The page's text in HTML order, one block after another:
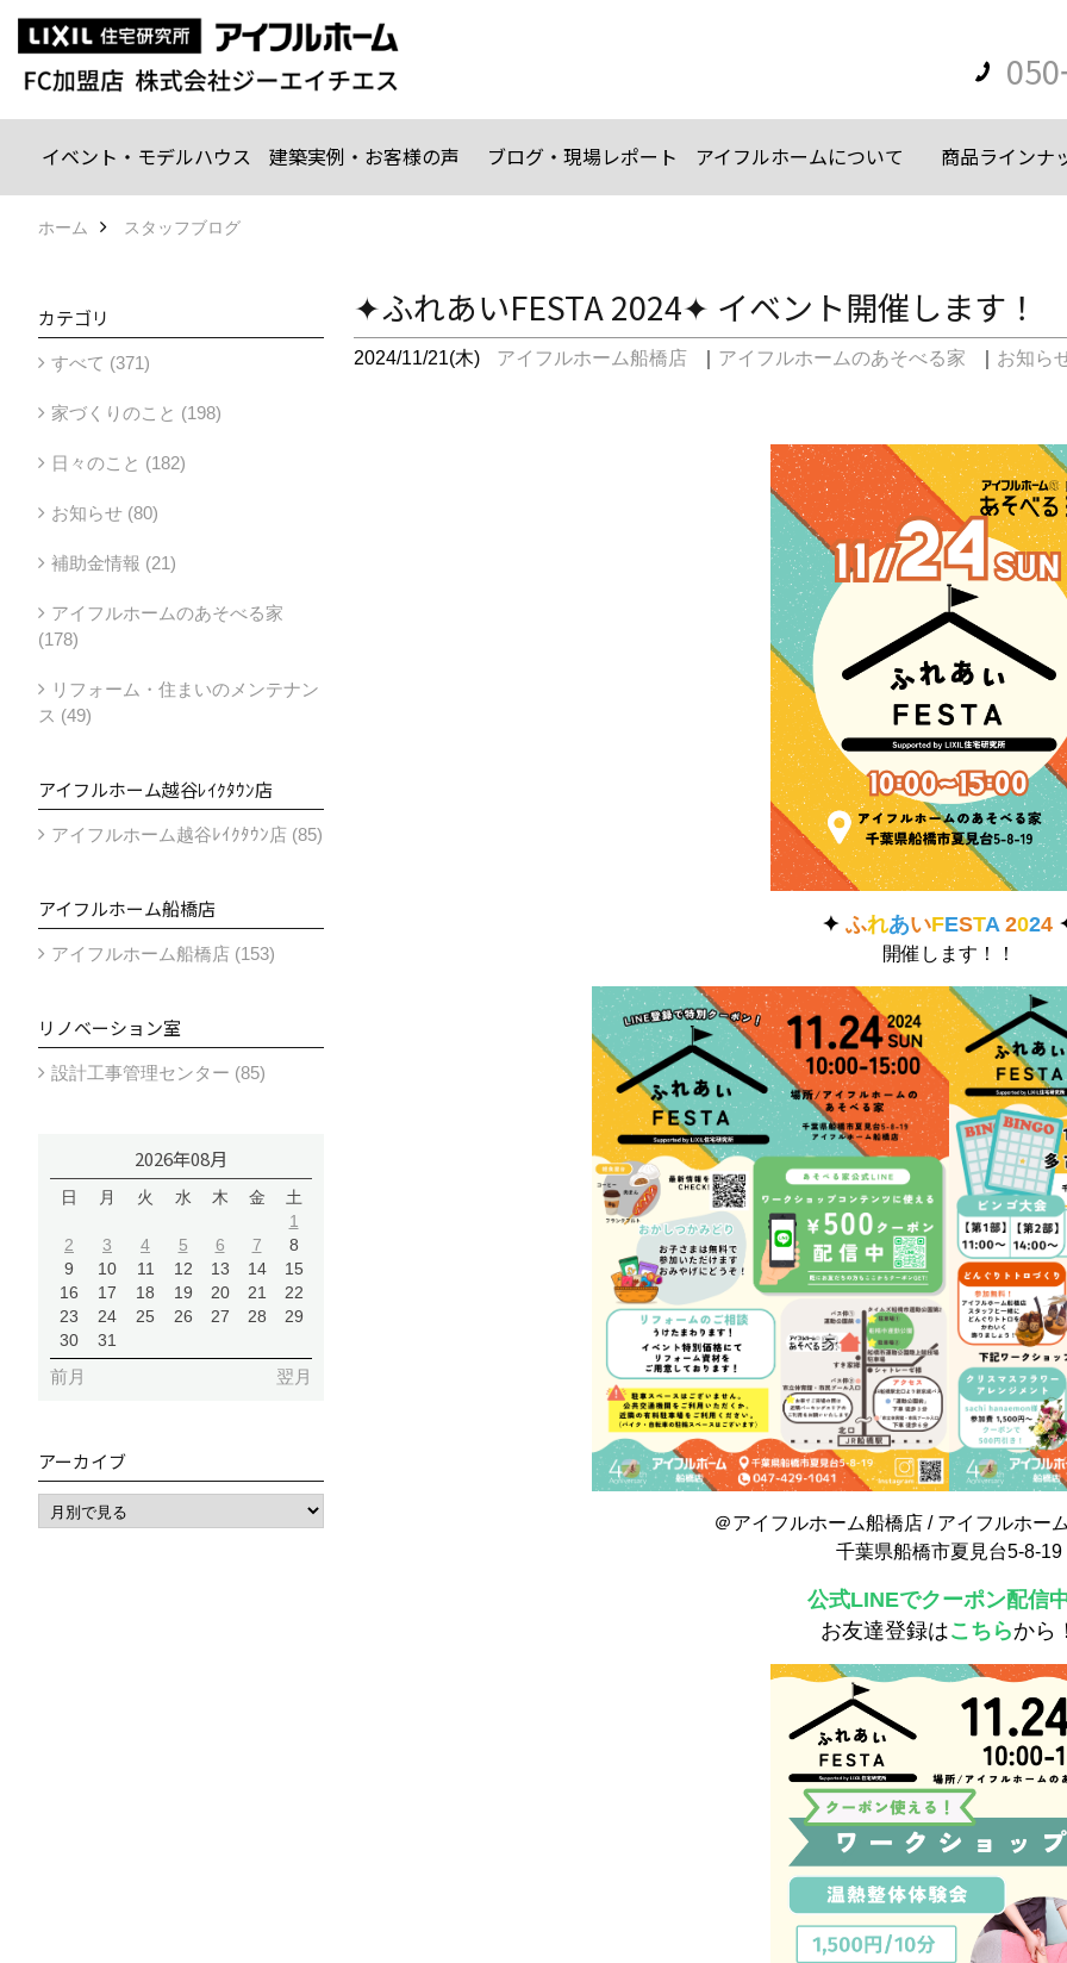
イベント・モデルハウス 建築実例・お客様の声 ブログ・現場レポート アイフルホームについて 商品ラインナ
ホーム スタッフブログ
✦ふれあいFESTA 2024✦ イベント開催します！
2024/11/21(木) アイフルホーム船橋店 アイフルホームのあそべる家 お知ら
✦ ふれあいFESTA 2024
開催します！！
＠アイフルホーム船橋店 / アイフルホー
千葉県船橋市夏見台5-8-19
公式LINEでクーポン配信
お友達登録はこちらから
カテゴリ
すべて (371)
家づくりのこと (198)
日々のこと (182)
お知らせ (80)
補助金情報 (21)
アイフルホームのあそべる家
(178)
リフォーム・住まいのメンテナン
ス (49)
アイフルホーム越谷ﾚｲｸﾀｳﾝ店
アイフルホーム越谷ﾚｲｸﾀｳﾝ店 (85)
アイフルホーム船橋店
アイフルホーム船橋店 (153)
リノベーション室
設計工事管理センター (85)
2026年08月
日 月 火 水 木 金
土
1
2
3 4 5 6 7
8
9
10 11 12 13 14
15
16
17 18 19 20 21
22
23
24 25 26 27 28
29
30
31
前月 翌月
アーカイブ